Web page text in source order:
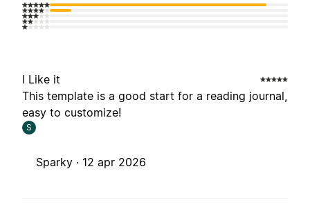
I Like it
This template is a good start for a reading journal,
easy to customize!
S
Sparky · 12 apr 2026